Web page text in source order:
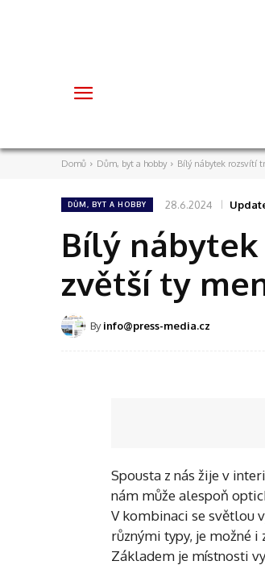
Domů Dům, byt a hobby Bílý nábytek rozsvítí
DŮM, BYT A HOBBY 28.6.2024
Bílý
zvětší ty
By info@press-media.cz
Spousta z nás žije v
nám může alespoň
V kombinaci se světlou
různými typy, je možné
Základem je místnosti